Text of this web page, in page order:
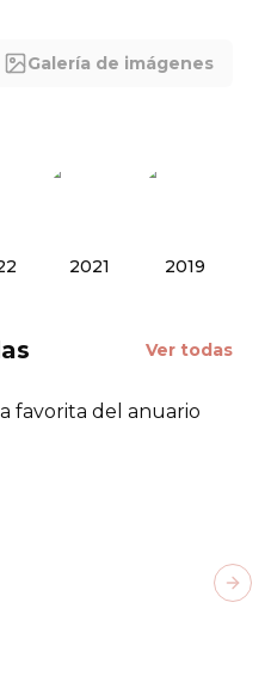
Galería de imágenes
2021 2019
Ver todas